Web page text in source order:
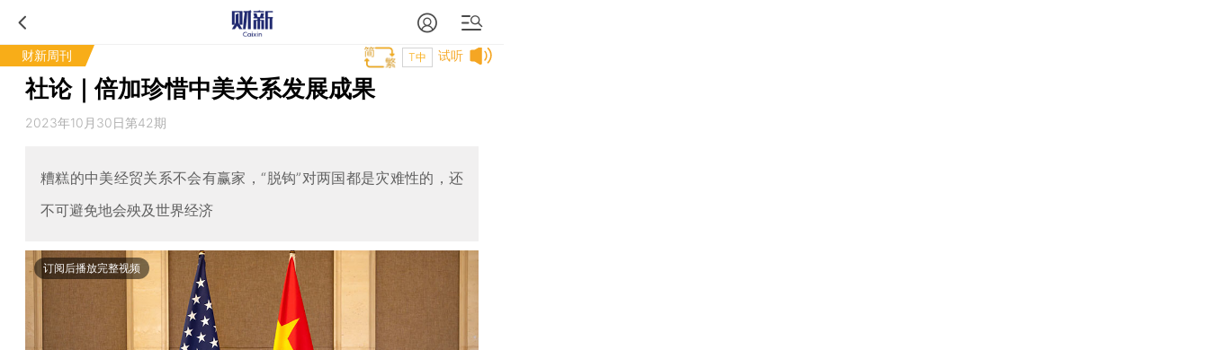
财新周刊 试听
T中
社论｜倍加珍惜中美关系发展成果
2023年10月30日第42期
糟糕的中美经贸关系不会有赢家，“脱钩”对两国都是灾难性的，还
不可避免地会殃及世界经济
订阅后播放完整视频